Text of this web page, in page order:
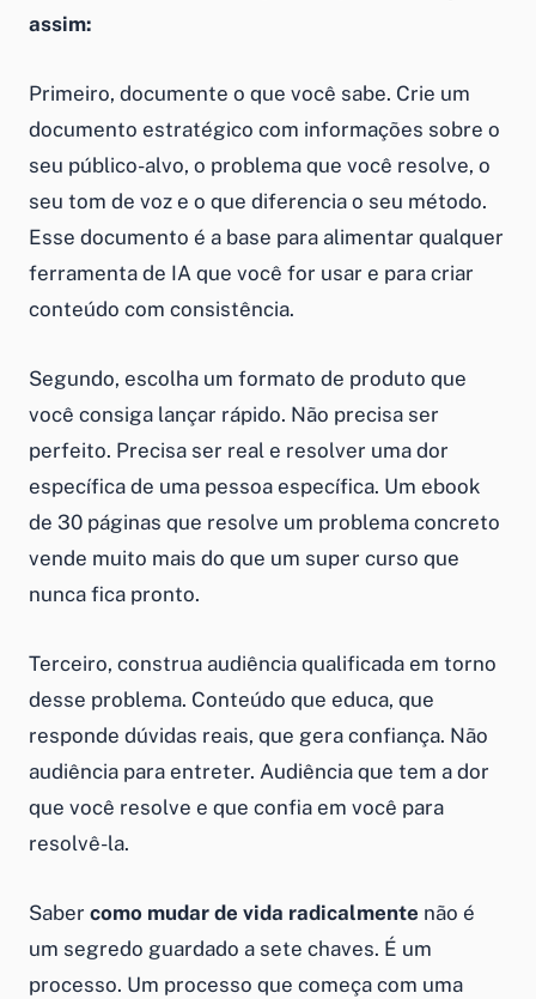
assim:
Primeiro, documente o que você sabe. Crie um
documento estratégico com informações sobre o
seu público-alvo, o problema que você resolve, o
seu tom de voz e o que diferencia o seu método.
Esse documento é a base para alimentar qualquer
ferramenta de IA que você for usar e para criar
conteúdo com consistência.
Segundo, escolha um formato de produto que
você consiga lançar rápido. Não precisa ser
perfeito. Precisa ser real e resolver uma dor
específica de uma pessoa específica. Um ebook
de 30 páginas que resolve um problema concreto
vende muito mais do que um super curso que
nunca fica pronto.
Terceiro, construa audiência qualificada em torno
desse problema. Conteúdo que educa, que
responde dúvidas reais, que gera confiança. Não
audiência para entreter. Audiência que tem a dor
que você resolve e que confia em você para
resolvê-la.
Saber como mudar de vida radicalmente não é
um segredo guardado a sete chaves. É um
processo. Um processo que começa com uma